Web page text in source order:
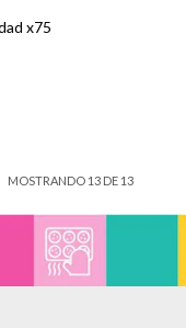
x75
MOSTRANDO 13DE 13